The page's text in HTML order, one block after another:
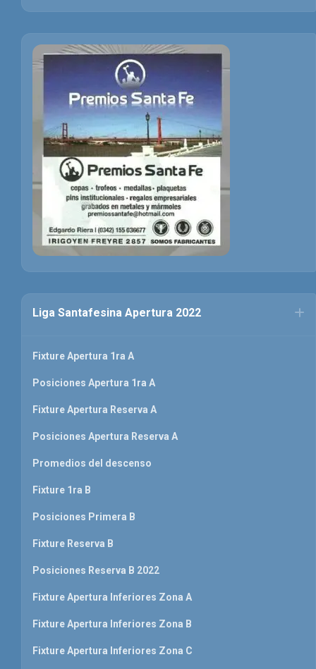
Liga Santafesina Apertura 2022
Fixture Apertura 1ra A
Posiciones Apertura 1ra A
Fixture Apertura Reserva A
Posiciones Apertura Reserva A
Promedios del descenso
Fixture 1ra B
Posiciones Primera B
Fixture Reserva B
Posiciones Reserva B 2022
Fixture Apertura Inferiores Zona A
Fixture Apertura Inferiores Zona B
Fixture Apertura Inferiores Zona C